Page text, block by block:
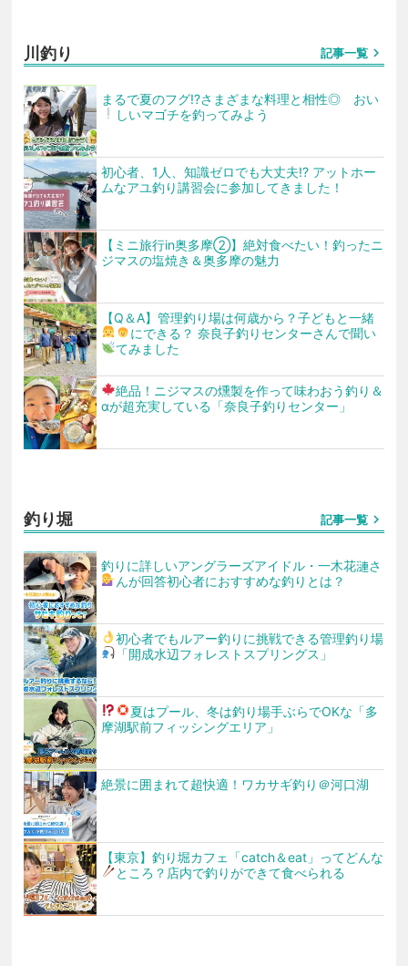
川釣り 記事一覧chevron_right
まるで夏のフグ!?さまざまな料理と相性◎ おい
しいマゴチを釣ってみよう
初心者、1人、知識ゼロでも大丈夫!? アットホー
ムなアユ釣り講習会に参加してきました！
【ミニ旅行in奥多摩②】絶対食べたい！釣ったニ
ジマスの塩焼き＆奥多摩の魅力
【Q＆A】管理釣り場は何歳から？子どもと一緒
にできる？ 奈良子釣りセンターさんで聞い
てみました
絶品！ニジマスの燻製を作って味わおう釣り＆
αが超充実している「奈良子釣りセンター」
釣り堀 記事一覧chevron_right
釣りに詳しいアングラーズアイドル・一木花漣さ
んが回答初心者におすすめな釣りとは？
初心者でもルアー釣りに挑戦できる管理釣り場
「開成水辺フォレストスプリングス」
夏はプール、冬は釣り場手ぶらでOKな「多
摩湖駅前フィッシングエリア」
絶景に囲まれて超快適！ワカサギ釣り＠河口湖
【東京】釣り堀カフェ「catch＆eat」ってどんな
ところ？店内で釣りができて食べられる